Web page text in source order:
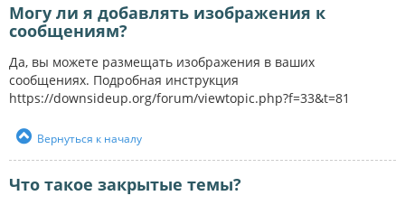
Могу ли я добавлять изображения к
сообщениям?
Да, вы можете размещать изображения в ваших
сообщениях. Подробная инструкция
https://downsideup.org/forum/viewtopic.php?f=33&t=81
Вернуться к началу
Что такое закрытые темы?